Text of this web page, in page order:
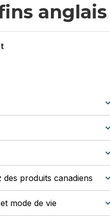
anglais
des produits canadiens
mode de vie